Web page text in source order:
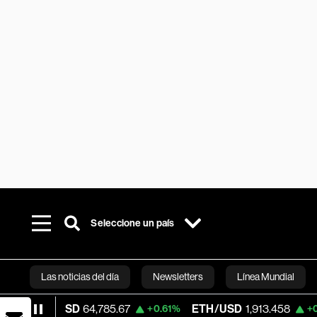
Seleccione un país
Las noticias del día Newsletters Línea Mundial
Bloomberg
64,785.67 +0.61% ETH/USD 1,913.458 +0.40% Visa